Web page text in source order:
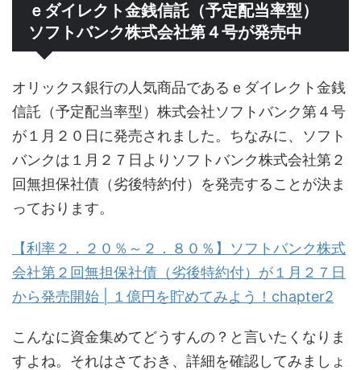
ｅダイレクト金銭信託（予定配当率型）
ソフトバンク株式会社第４号が発売中
オリックス銀行の人気商品であるｅダイレクト金銭
信託（予定配当率型）株式会社ソフトバンク第４号
が１月２０日に発売されました。ちなみに、ソフト
バンクは１月２７日よりソフトバンク株式会社第２
回無担保社債（劣後特約付）を発売することが決ま
っております。
【利率２．２０％～２．８０％】ソフトバンク株式
会社第２回無担保社債（劣後特約付）が１月２７日
から発売開始 | １億円を貯めてみよう！chapter2
こんなに資金集めてどうすんの？と言いたくなりま
すよね。それはさておき、詳細を確認してみましょ